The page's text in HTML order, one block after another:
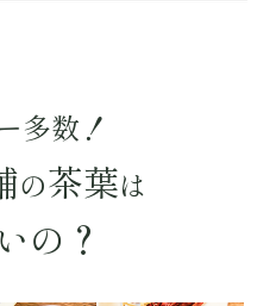
多数！
の茶葉は
の？